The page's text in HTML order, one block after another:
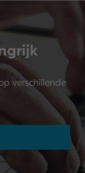
verschillende